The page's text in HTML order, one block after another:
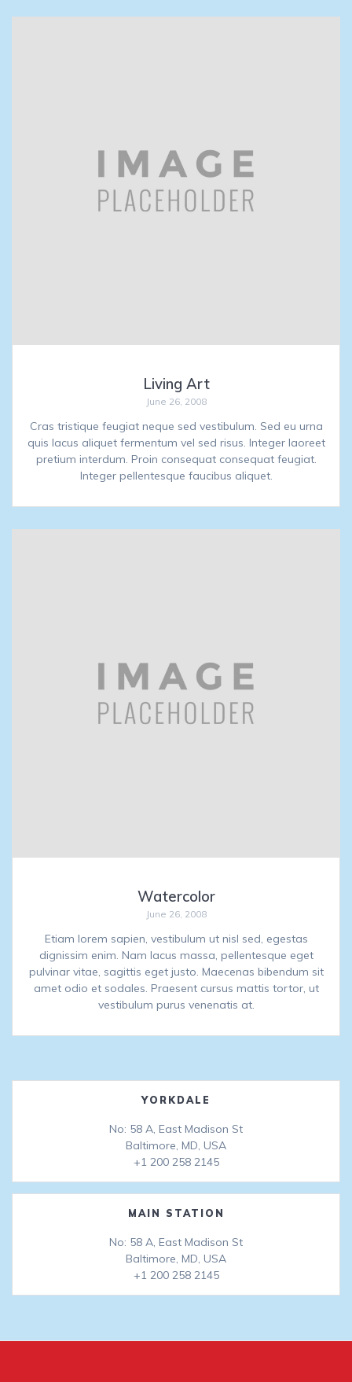
Living Art
June 26, 2008
Cras tristique feugiat neque sed vestibulum. Sed eu urna
quis lacus aliquet fermentum vel sed risus. Integer laoreet
pretium interdum. Proin consequat consequat feugiat.
Integer pellentesque faucibus aliquet.
Watercolor
June 26, 2008
Etiam lorem sapien, vestibulum ut nisl sed, egestas
dignissim enim. Nam lacus massa, pellentesque eget
pulvinar vitae, sagittis eget justo. Maecenas bibendum sit
amet odio et sodales. Praesent cursus mattis tortor, ut
vestibulum purus venenatis at.
YORKDALE
No: 58 A, East Madison St
Baltimore, MD, USA
+1 200 258 2145
MAIN STATION
No: 58 A, East Madison St
Baltimore, MD, USA
+1 200 258 2145